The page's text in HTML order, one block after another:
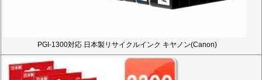
PGI-1300対応 日本製リサイクルインク キヤノン(Canon)